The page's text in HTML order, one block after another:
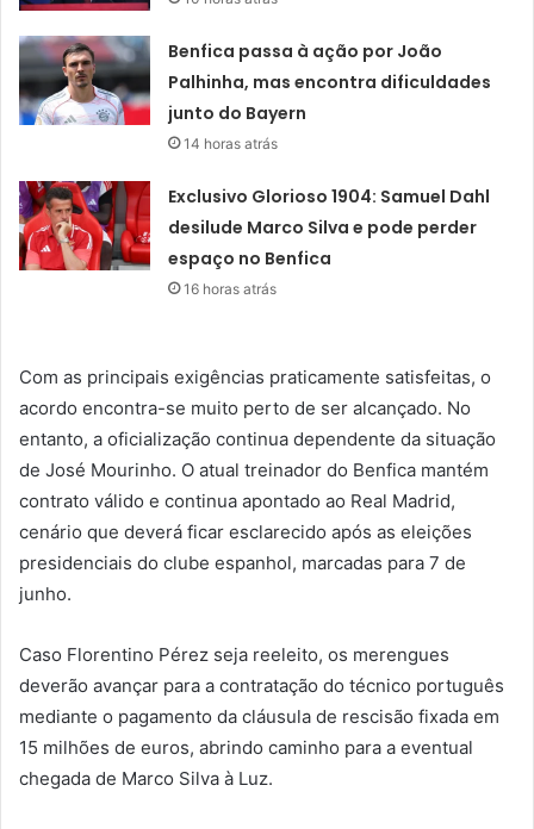
Benfica passa à ação por João
Palhinha, mas encontra dificuldades
junto do Bayern
14 horas atrás
Exclusivo Glorioso 1904: Samuel Dahl
desilude Marco Silva e pode perder
espaço no Benfica
16 horas atrás
Com as principais exigências praticamente satisfeitas, o
acordo encontra-se muito perto de ser alcançado. No
entanto, a oficialização continua dependente da situação
de José Mourinho. O atual treinador do Benfica mantém
contrato válido e continua apontado ao Real Madrid,
cenário que deverá ficar esclarecido após as eleições
presidenciais do clube espanhol, marcadas para 7 de
junho.
Caso Florentino Pérez seja reeleito, os merengues
deverão avançar para a contratação do técnico português
mediante o pagamento da cláusula de rescisão fixada em
15 milhões de euros, abrindo caminho para a eventual
chegada de Marco Silva à Luz.